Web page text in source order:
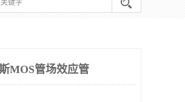
MOS管场效应管